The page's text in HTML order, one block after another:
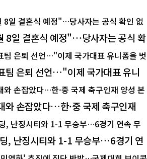
8일 결혼식 예정"…당사자는 공식 확
팀 은퇴 선언…"이제 국가대표 유니
와 손잡았다…한·중 국제 축구인재
, 난징시티와 1-1 무승부…6경기 연